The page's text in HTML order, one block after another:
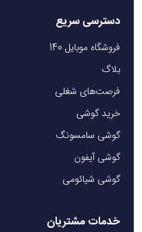
دسترسی سریع
فروشگاه موبایل 140
بلاگ
فرصت‌های شغلی
خرید گوشی
گوشی سامسونگ
گوشی آیفون
گوشی شیائومی
خدمات مشتریان